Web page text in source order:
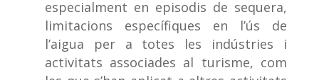
especialment en episodis de sequera,
limitacions específiques en l’ús de
l’aigua per a totes les indústries i
activitats associades al turisme, com